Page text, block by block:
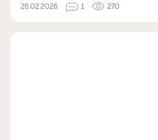
26.02.2026 1 270